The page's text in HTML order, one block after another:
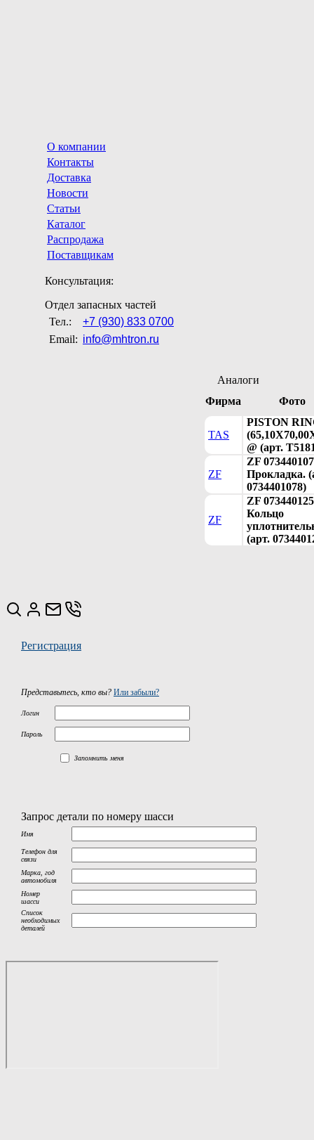
О компании
Контакты
Доставка
Новости
Статьи
Каталог
Распродажа
Поставщикам
Консультация:
Отдел запасных частей
Тел.:
+7 (930) 833 0700
Email: info@mhtron.ru
Аналоги
Фирма
Фото
TAS
PISTON
@ (арт.
ZF
ZF
Прокладка.
0734401078)
ZF
ZF
Кольцо
(арт.
Регистрация
Представьтесь, кто вы? Или забыли?
Логин
Пароль
Запомнить меня
Запрос детали по номеру шасси
Имя
Телефон для
связи
Марка, год
автомобиля
Номер
шасси
Список
необходимых
деталей